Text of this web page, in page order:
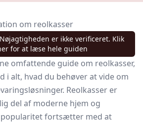
om reolkasser
er ikke verificeret. Klik
for at læse hele guiden
omfattende guide om reolkasser,
i alt, hvad du behøver at vide om
Reolkasser er
del af moderne hjem og
popularitet fortsætter med at